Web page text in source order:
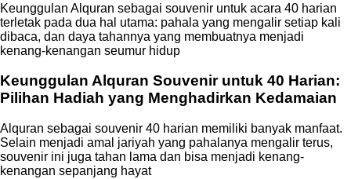
Keunggulan Alquran sebagai souvenir untuk acara 40 harian
terletak pada dua hal utama: pahala yang mengalir setiap kali
dibaca, dan daya tahannya yang membuatnya menjadi
kenang-kenangan seumur hidup
Keunggulan Alquran Souvenir untuk 40 Harian:
Pilihan Hadiah yang Menghadirkan Kedamaian
Alquran sebagai souvenir 40 harian memiliki banyak manfaat.
Selain menjadi amal jariyah yang pahalanya mengalir terus,
souvenir ini juga tahan lama dan bisa menjadi kenang-
kenangan sepanjang hayat